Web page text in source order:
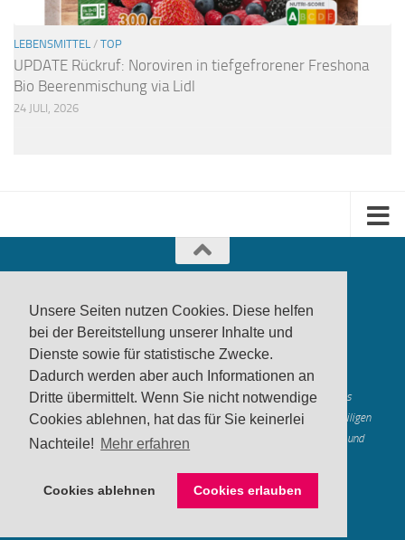
Unsere Seiten nutzen Cookies. Diese helfen
bei der Bereitstellung unserer Inhalte und
Dienste sowie für statistische Zwecke.
Dadurch werden aber auch Informationen an
Dritte übermittelt. Wenn Sie nicht notwendige
Cookies ablehnen, hat das für Sie keinerlei
Nachteile! Mehr erfahren
Cookies ablehnen Cookies erlauben
LEBENSMITTEL / TOP
UPDATE Rückruf: Noroviren in tiefgefrorener Freshona
Bio Beerenmischung via Lidl
24 JULI, 2026
produktwarnung.eu - 2007-2026
Made in Gerstetten |Medienzentrum Gerstetten
Alle genannten Marken, Warenzeichen und Logos innerhalb dieses
Medienangebotes sind durch die Marken- und Urheberechte der jeweiligen
Rechteinhaber geschützt, und dienen lediglich der Berichterstattung und